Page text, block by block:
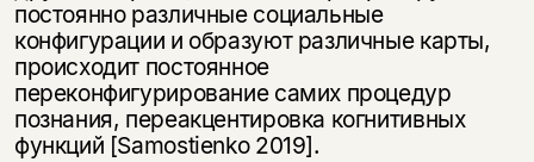
постоянно различные социальные
конфигурации и образуют различные карты,
происходит постоянное
переконфигурирование самих процедур
познания, переакцентировка когнитивных
функций [Samostienko 2019].